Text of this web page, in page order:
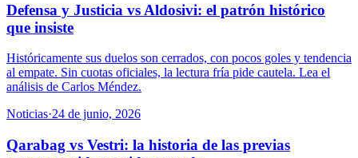
Defensa y Justicia vs Aldosivi: el patrón histórico
que insiste
Históricamente sus duelos son cerrados, con pocos goles y tendencia
al empate. Sin cuotas oficiales, la lectura fría pide cautela. Lea el
análisis de Carlos Méndez.
Noticias·24 de junio, 2026
Qarabag vs Vestri: la historia de las previas